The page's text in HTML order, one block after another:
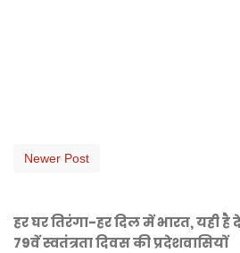
Newer Post
हर घर तिरंगा-हर दिल में भारत, यही
79वें स्वतंत्रता दिवस की प्रदेशवासियों